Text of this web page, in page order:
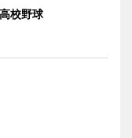
校野球